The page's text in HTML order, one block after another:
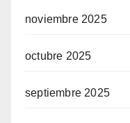
noviembre 2025
octubre 2025
septiembre 2025